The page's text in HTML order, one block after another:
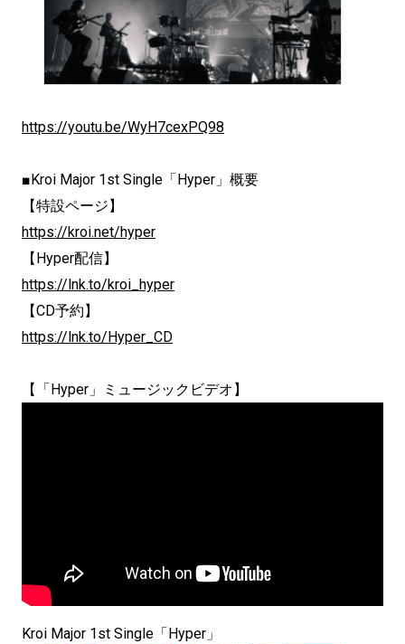
https://youtu.be/WyH7cexPQ98
■Kroi Major 1st Single「Hyper」概要
【特設ページ】
https://kroi.net/hyper
【Hyper配信】
https://lnk.to/kroi_hyper
【CD予約】
https://lnk.to/Hyper_CD
【「Hyper」ミュージックビデオ】
Kroi Major 1st Single「Hyper」